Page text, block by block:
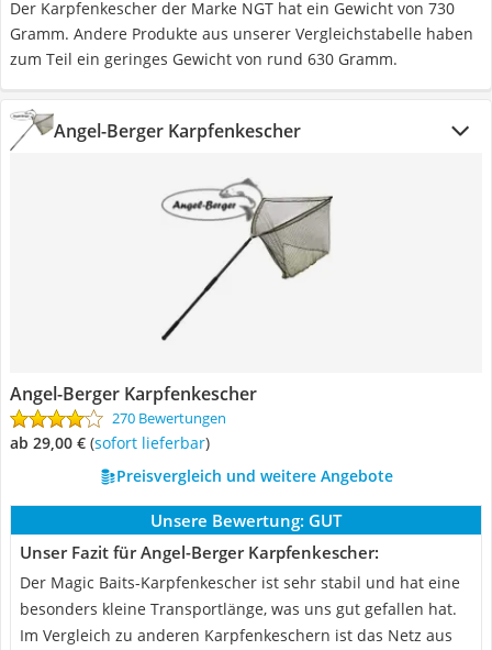
Der Karpfenkescher der Marke NGT hat ein Gewicht von 730
Gramm. Andere Produkte aus unserer Vergleichstabelle haben
zum Teil ein geringes Gewicht von rund 630 Gramm.
Angel-Berger Karpfenkescher
Angel-Berger Karpfenkescher
270 Bewertungen
ab 29,00 € ( Sofort lieferbar)
Preisvergleich und weitere Angebote
Unsere Bewertung: GUT
Unser Fazit für Angel-Berger Karpfenkescher:
Der Magic Baits-Karpfenkescher ist sehr stabil und hat eine
besonders kleine Transportlänge, was uns gut gefallen hat.
Im Vergleich zu anderen Karpfenkeschern ist das Netz aus